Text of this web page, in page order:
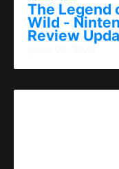
The Legend
Wild -
Review